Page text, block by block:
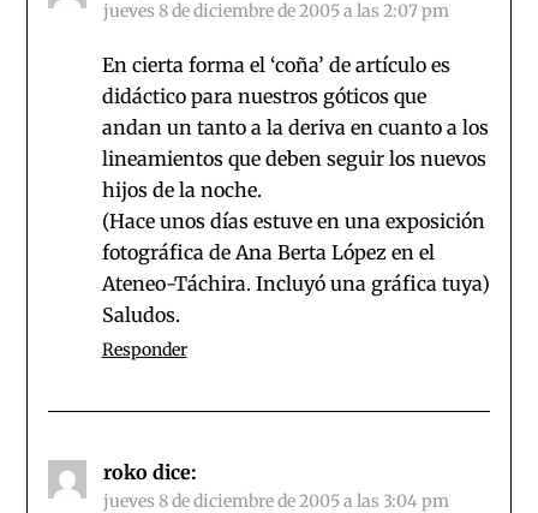
jueves 8 de diciembre de 2005 a las 2:07 pm
En cierta forma el ‘coña’ de artículo es
didáctico para nuestros góticos que
andan un tanto a la deriva en cuanto a los
lineamientos que deben seguir los nuevos
hijos de la noche.
(Hace unos días estuve en una exposición
fotográfica de Ana Berta López en el
Ateneo-Táchira. Incluyó una gráfica tuya)
Saludos.
Responder
roko dice:
jueves 8 de diciembre de 2005 a las 3:04 pm